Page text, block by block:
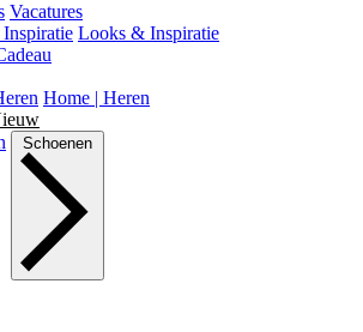
Vacatures
Looks & Inspiratie
Home | Heren
Schoenen